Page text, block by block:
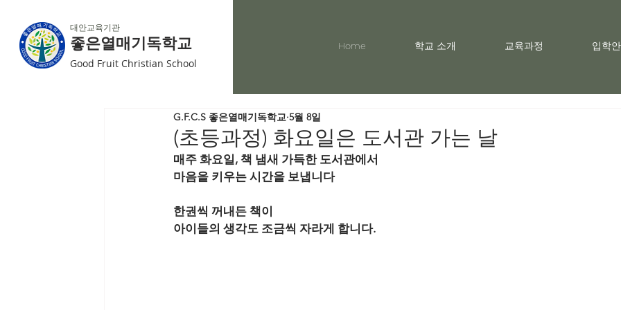
대안교육기관
좋은열매기독학교
Good Fruit Christian School
Home 학교 소개 교육과정 입학
(초등과정) 화요일은 도서관 가는 날
G.F.C.S 좋은열매기독학교 5월 8일
매주 화요일, 책 냄새 가득한 도서관에서
마음을 키우는 시간을 보냅니다
한권씩 꺼내든 책이
아이들의 생각도 조금씩 자라게 합니다.